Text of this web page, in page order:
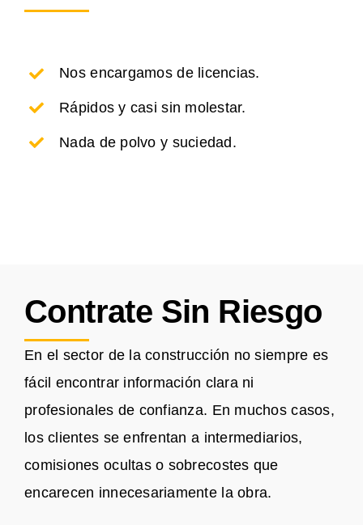
Nos encargamos de licencias.
Rápidos y casi sin molestar.
Nada de polvo y suciedad.
Contrate Sin Riesgo
En el sector de la construcción no siempre es
fácil encontrar información clara ni
profesionales de confianza. En muchos casos,
los clientes se enfrentan a intermediarios,
comisiones ocultas o sobrecostes que
encarecen innecesariamente la obra.